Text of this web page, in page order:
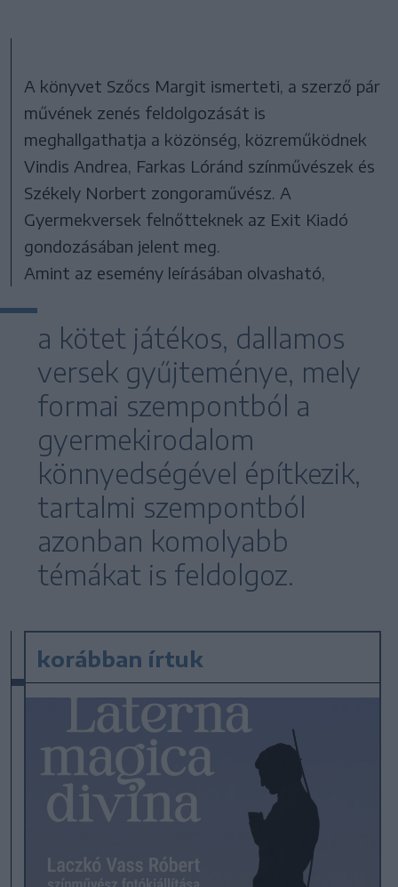
A könyvet Szőcs Margit ismerteti, a szerző pár
művének zenés feldolgozását is
meghallgathatja a közönség, közreműködnek
Vindis Andrea, Farkas Lóránd színművészek és
Székely Norbert zongoraművész. A
Gyermekversek felnőtteknek az Exit Kiadó
gondozásában jelent meg.
Amint az esemény leírásában olvasható,
a kötet játékos, dallamos
versek gyűjteménye, mely
formai szempontból a
gyermekirodalom
könnyedségével építkezik,
tartalmi szempontból
azonban komolyabb
témákat is feldolgoz.
korábban írtuk